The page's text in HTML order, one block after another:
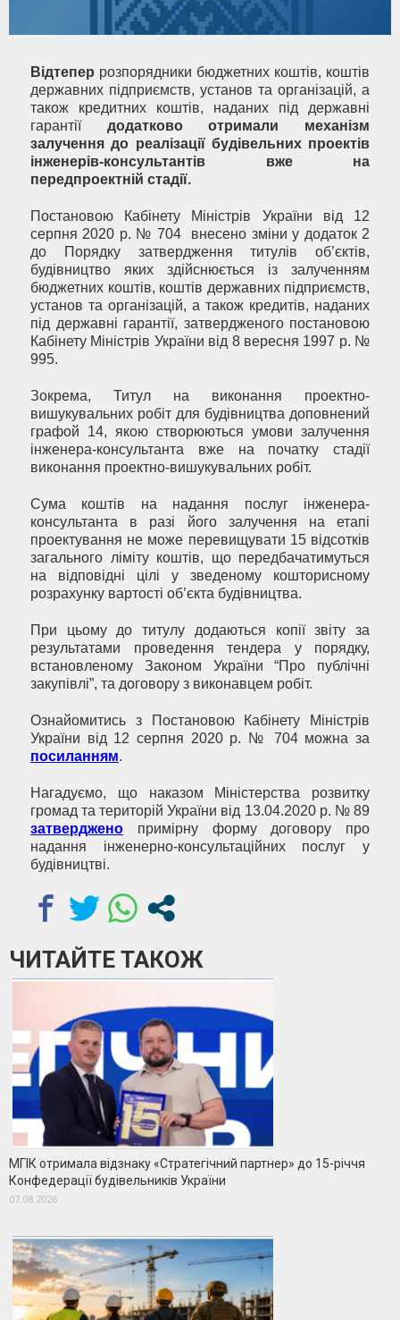
Відтепер розпорядники бюджетних коштів, коштів
державних підприємств, установ та організацій, а
також кредитних коштів, наданих під державні
гарантії додатково отримали механізм
залучення до реалізації будівельних проектів
інженерів-консультантів вже на
передпроектній стадії.
Постановою Кабінету Міністрів України від 12
серпня 2020 р. № 704 внесено зміни у додаток 2
до Порядку затвердження титулів об’єктів,
будівництво яких здійснюється із залученням
бюджетних коштів, коштів державних підприємств,
установ та організацій, а також кредитів, наданих
під державні гарантії, затвердженого постановою
Кабінету Міністрів України від 8 вересня 1997 р. №
995.
Зокрема, Титул на виконання проектно-
вишукувальних робіт для будівництва доповнений
графой 14, якою створюються умови залучення
інженера-консультанта вже на початку стадії
виконання проектно-вишукувальних робіт.
Сума коштів на надання послуг інженера-
консультанта в разі його залучення на етапі
проектування не може перевищувати 15 відсотків
загального ліміту коштів, що передбачатимуться
на відповідні цілі у зведеному кошторисному
розрахунку вартості об’єкта будівництва.
При цьому до титулу додаються копії звіту за
результатами проведення тендера у порядку,
встановленому Законом України “Про публічні
закупівлі”, та договору з виконавцем робіт.
Ознайомитись з Постановою Кабінету Міністрів
України від 12 серпня 2020 р. № 704 можна за
посиланням.
Нагадуємо, що наказом Міністерства розвитку
громад та територій України від 13.04.2020 р. № 89
затверджено примірну форму договору про
надання інженерно-консультаційних послуг у
будівництві.
ЧИТАЙТЕ ТАКОЖ
МГІК отримала відзнаку «Стратегічний партнер» до 15-річчя
Конфедерації будівельників України
07.08.2026